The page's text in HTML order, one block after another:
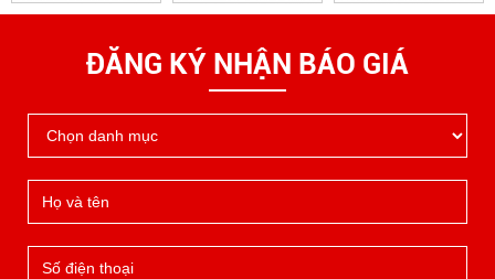
ĐĂNG KÝ NHẬN BÁO GIÁ